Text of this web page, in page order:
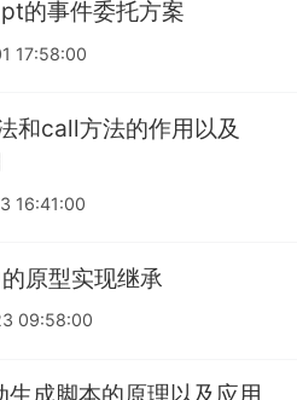
的事件委托方案
17:58:00
call方法的作用以及
16:41:00
原型实现继承
09:58:00
成脚本的原理以及应用